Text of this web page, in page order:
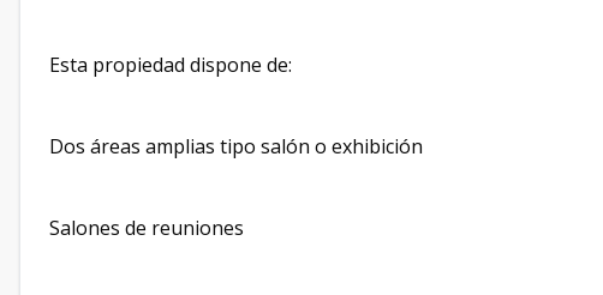
Esta propiedad dispone de:
Dos áreas amplias tipo salón o exhibición
Salones de reuniones